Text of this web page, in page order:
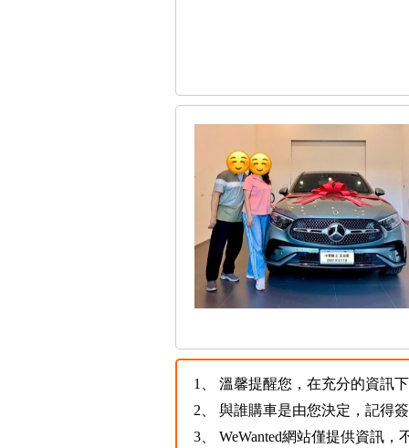
1、
溫馨提醒您，在充分的資訊
2、
與誰購車是由您決定，記得
3、
WeWanted網站僅提供資訊